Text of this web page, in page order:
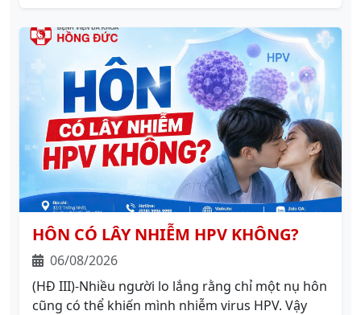
HÔN CÓ LÂY NHIỄM HPV KHÔNG?
06/08/2026
(HĐ III)-Nhiều người lo lắng rằng chỉ một nụ hôn
cũng có thể khiến mình nhiễm virus HPV. Vậy